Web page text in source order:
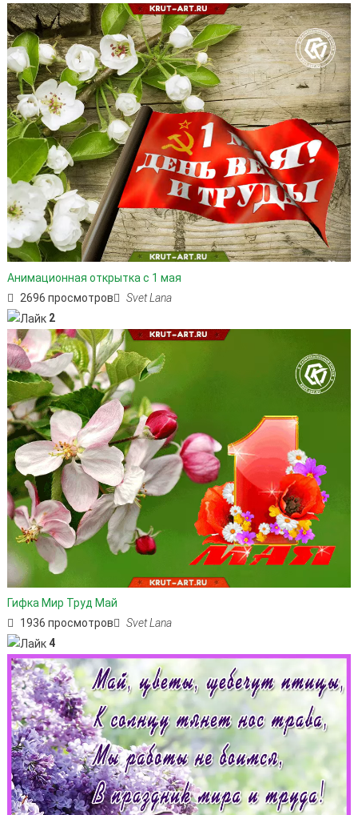
Анимационная открытка с 1 мая
2696 просмотров
Svet Lana
2
Гифка Мир Труд Май
1936 просмотров
Svet Lana
4